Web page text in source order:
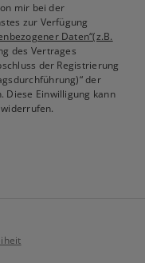
mir bei der
zur Verfügung
Daten“(z.B.
des Vertrages
der Registrierung
der
Diese Einwilligung kann